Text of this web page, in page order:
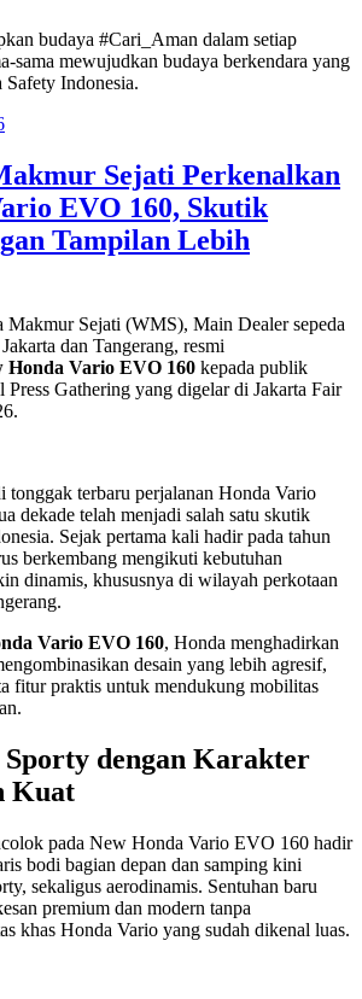
budaya #Cari_Aman dalam setiap
sama mewujudkan budaya berkendara yang
Safety Indonesia.
Sejati Perkenalkan
EVO 160, Skutik
Tampilan Lebih
Makmur Sejati (WMS), Main Dealer sepeda
dan Tangerang, resmi
Honda Vario EVO 160 kepada publik
Press Gathering yang digelar di Jakarta Fair
tonggak terbaru perjalanan Honda Vario
dekade telah menjadi salah satu skutik
Sejak pertama kali hadir pada tahun
berkembang mengikuti kebutuhan
dinamis, khususnya di wilayah perkotaan
Vario EVO 160, Honda menghadirkan
desain yang lebih agresif,
fitur praktis untuk mendukung mobilitas
dengan Karakter
Kuat
pada New Honda Vario EVO 160 hadir
bodi bagian depan dan samping kini
sekaligus aerodinamis. Sentuhan baru
premium dan modern tanpa
khas Honda Vario yang sudah dikenal luas.